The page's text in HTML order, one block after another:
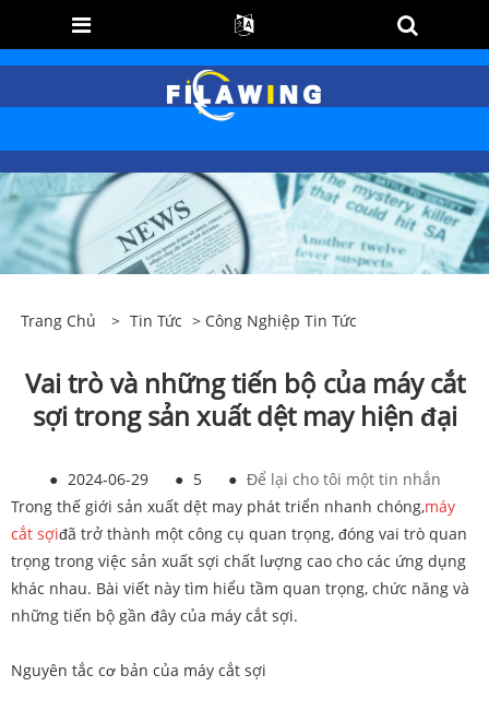
Trang Chủ > Tin Tức > Công Nghiệp Tin Tức
Vai trò và những tiến bộ của máy cắt
sợi trong sản xuất dệt may hiện đại
● 2024-06-29 ● 5 ● Để lại cho tôi một tin nhắn
Trong thế giới sản xuất dệt may phát triển nhanh chóng,máy
cắt sợiđã trở thành một công cụ quan trọng, đóng vai trò quan
trọng trong việc sản xuất sợi chất lượng cao cho các ứng dụng
khác nhau. Bài viết này tìm hiểu tầm quan trọng, chức năng và
những tiến bộ gần đây của máy cắt sợi.
Nguyên tắc cơ bản của máy cắt sợi